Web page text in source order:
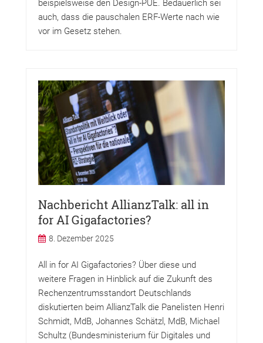
beispielsweise den Design-PUE. Bedauerlich sei
auch, dass die pauschalen ERF-Werte nach wie
vor im Gesetz stehen.
Nachbericht AllianzTalk: all in
for AI Gigafactories?
8. Dezember 2025
All in for AI Gigafactories? Über diese und
weitere Fragen in Hinblick auf die Zukunft des
Rechenzentrumsstandort Deutschlands
diskutierten beim AllianzTalk die Panelisten Henri
Schmidt, MdB, Johannes Schätzl, MdB, Michael
Schultz (Bundesministerium für Digitales und